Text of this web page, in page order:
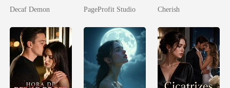
agora intocável
Decaf Demon
Inimigo do Meu
PageProfit Studio Cherish